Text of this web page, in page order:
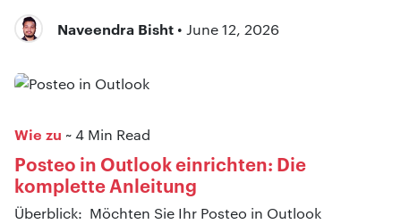
Naveendra Bisht • June 12, 2026
Wie zu ~ 4 Min Read
Posteo in Outlook einrichten: Die
komplette Anleitung
Überblick: Möchten Sie Ihr Posteo in Outlook